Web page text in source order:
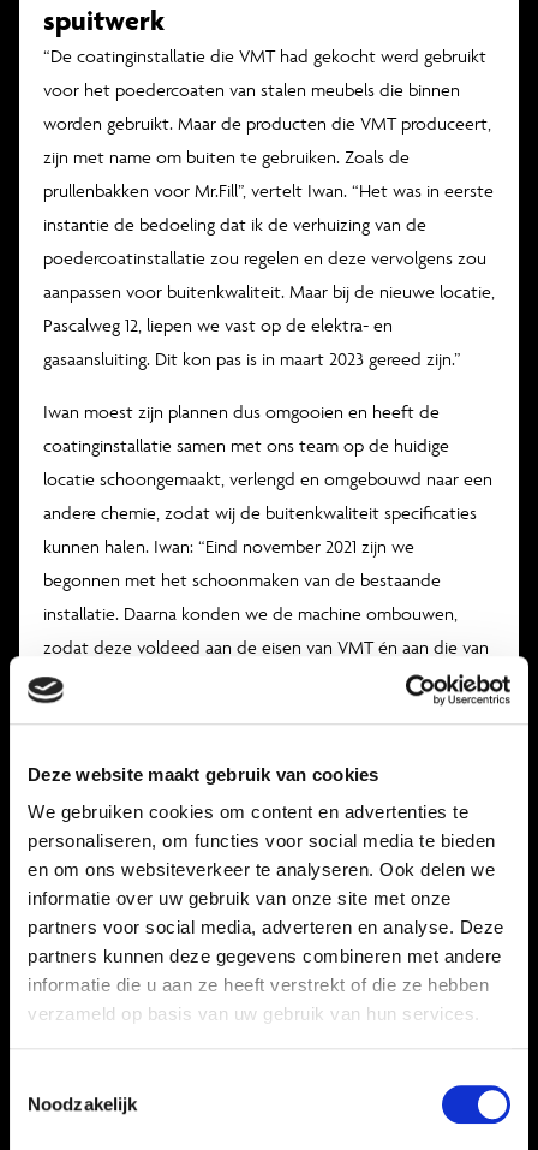
Deze website maakt gebruik van cookies
We gebruiken cookies om content en advertenties te
personaliseren, om functies voor social media te bieden
en om ons websiteverkeer te analyseren. Ook delen we
informatie over uw gebruik van onze site met onze
partners voor social media, adverteren en analyse. Deze
partners kunnen deze gegevens combineren met andere
informatie die u aan ze heeft verstrekt of die ze hebben
verzameld op basis van uw gebruik van hun services.
Noodzakelijk
spuitwerk
“De coatinginstallatie die VMT had gekocht werd gebruikt
voor het poedercoaten van stalen meubels die binnen
worden gebruikt. Maar de producten die VMT produceert,
zijn met name om buiten te gebruiken. Zoals de
prullenbakken voor Mr.Fill”, vertelt Iwan. “Het was in eerste
instantie de bedoeling dat ik de verhuizing van de
poedercoatinstallatie zou regelen en deze vervolgens zou
aanpassen voor buitenkwaliteit. Maar bij de nieuwe locatie,
Pascalweg 12, liepen we vast op de elektra- en
gasaansluiting. Dit kon pas is in maart 2023 gereed zijn.”
Iwan moest zijn plannen dus omgooien en heeft de
coatinginstallatie samen met ons team op de huidige
locatie schoongemaakt, verlengd en omgebouwd naar een
andere chemie, zodat wij de buitenkwaliteit specificaties
kunnen halen. Iwan: “Eind november 2021 zijn we
begonnen met het schoonmaken van de bestaande
installatie. Daarna konden we de machine ombouwen,
zodat deze voldeed aan de eisen van VMT én aan die van
de Qualisteelcoat normering.
Engineer Klaas van den Belt
heeft mij geassisteerd om een chemisch bewerkingsbad
heeft de bak uitgetekend en VMT heeft het
bewerkingsbad vervolgens geproduceerd en eronder
gezet. Dat was in januari 2022 en sindsdien hebben we de
coatinglijn in gebruik.”
Poedercoaten volgens de
Qualisteelcoat certificering
Dankzij de samenwerking tussen Coatingsystemen van der
coatinglijn staan die uitstekende kwaliteit buitenbestendig
spuitwerk levert. Of het nu gaat om metaal, aluminium of